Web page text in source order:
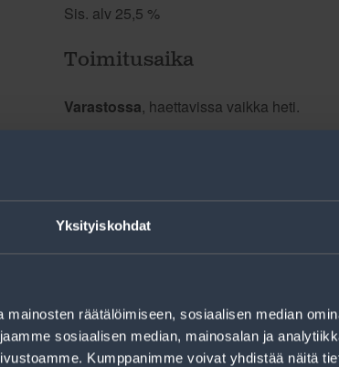
Yksityiskohdat
räätälöimiseen, sosiaalisen median
sosiaalisen median, mainosalan ja
Kumppanimme voivat yhdistää näitä
Sis. alv 25,5 %
Toimitusaika
Varastossa, haettavissa vaikka heti.
Rahoitus
RengasCenter-tilillä. Saat